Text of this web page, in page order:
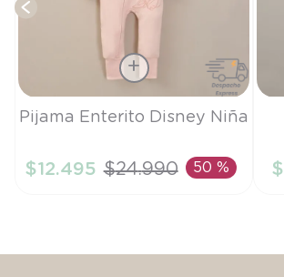
Talla
AÑADIR AL CARRITO
Pijama Enterito Disney Niña
$12.495 $24.990 50 % $